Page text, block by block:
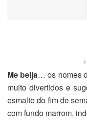
Me beija… os nomes
muito divertidos e
esmalte do fim de
com fundo marrom,